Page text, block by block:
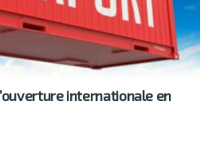
internationale en